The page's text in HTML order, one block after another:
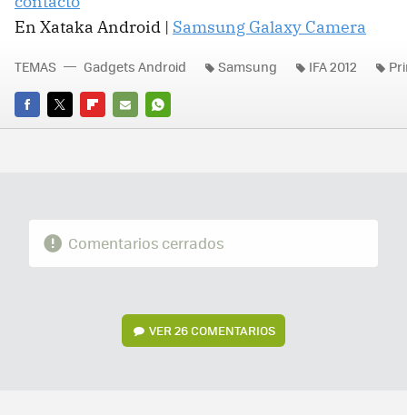
En Xataka Android | Samsung Galaxy Camera
FACEBOOK
TWITTERFLIPBOARD
E-
WHATSAPP
TEMAS Gadgets Android Samsung IFA 2012
Comentarios cerrados
VER26 COMENTARIOS